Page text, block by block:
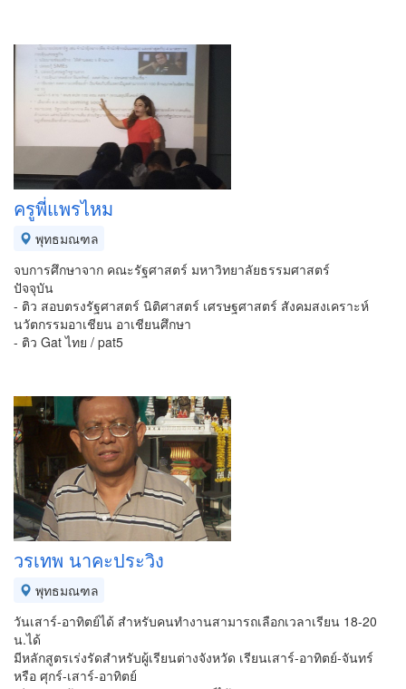
ครูพี่แพรไหม
พุทธมณฑล
จบการศึกษาจาก คณะรัฐศาสตร์ มหาวิทยาลัยธรรมศาสตร์
ปัจจุบัน
- ติว สอบตรงรัฐศาสตร์ นิติศาสตร์ เศรษฐศาสตร์ สังคมสงเคราะห์
นวัตกรรมอาเชียน อาเชียนศึกษา
- ติว Gat ไทย / pat5
วรเทพ นาคะประวิง
พุทธมณฑล
วันเสาร์-อาทิตย์ได้ สำหรับคนทำงานสามารถเลือกเวลาเรียน 18-20
น.ได้
มีหลักสูตรเร่งรัดสำหรับผู้เรียนต่างจังหวัด เรียนเสาร์-อาทิตย์-จันทร์
หรือ ศุกร์-เสาร์-อาทิตย์